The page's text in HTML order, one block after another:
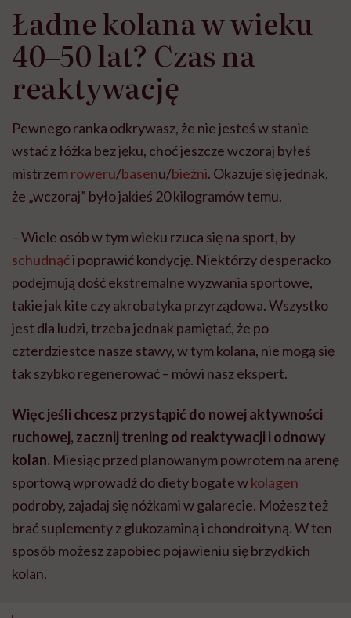
Ładne kolana w wieku
40‒50 lat? Czas na
reaktywację
Pewnego ranka odkrywasz, że nie jesteś w stanie
wstać z łóżka bez jęku, choć jeszcze wczoraj byłeś
mistrzemroweru/basenu/bieżni. Okazuje się jednak,
że „wczoraj” było jakieś 20 kilogramów temu.
– Wiele osób w tym wieku rzuca się na sport, by
schudnąći poprawić kondycję. Niektórzy desperacko
podejmują dość ekstremalne wyzwania sportowe,
takie jak kite czy akrobatyka przyrządowa. Wszystko
jest dla ludzi, trzeba jednak pamiętać, że po
czterdziestce nasze stawy, w tym kolana, nie mogą się
tak szybko regenerować – mówi nasz ekspert.
Więc jeśli chcesz przystąpić do nowej aktywności
ruchowej, zacznij trening od reaktywacji i odnowy
kolan. Miesiąc przed planowanym powrotem na arenę
sportową wprowadź do diety bogate wkolagen
podroby, zajadaj się nóżkami w galarecie. Możesz też
brać suplementy z glukozaminą i chondroityną. W ten
sposób możesz zapobiec pojawieniu się brzydkich
kolan.